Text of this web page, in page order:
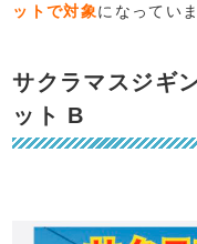
ットで対象になってい
サクラマスジギ
ット B